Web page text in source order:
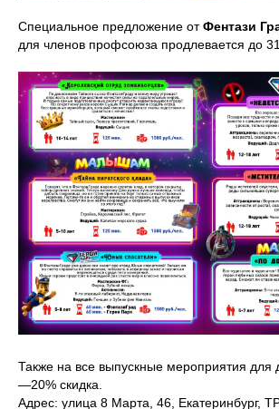
Специальное предложение отФентази
для членов профсоюза продлевается до
Также на все выпускные мероприятия для
—20% скидка.
Адрес: улица 8 Марта, 46, Екатеринбург,